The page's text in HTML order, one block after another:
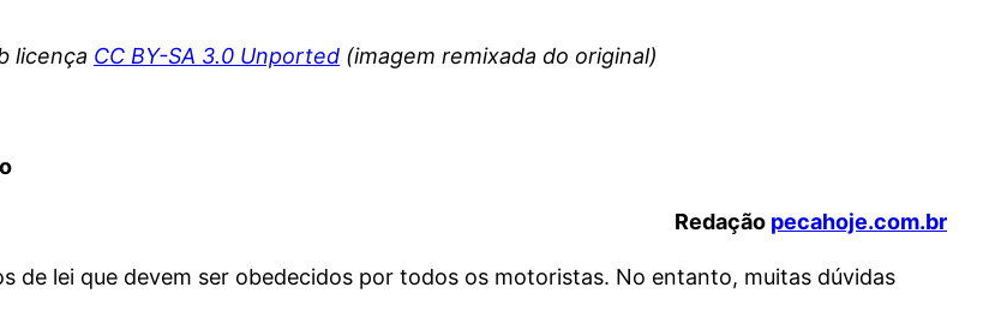
licença CC BY-SA 3.0 Unported (imagem remixada do original)
Redação pecahoje.com.br
de lei que devem ser obedecidos por todos os motoristas. No entanto, muitas dúvidas